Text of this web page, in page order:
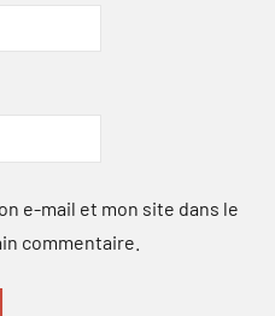
e-mail et mon site dans le
commentaire.